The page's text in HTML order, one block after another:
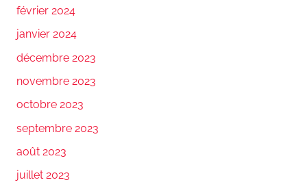
février 2024
janvier 2024
décembre 2023
novembre 2023
octobre 2023
septembre 2023
août 2023
juillet 2023